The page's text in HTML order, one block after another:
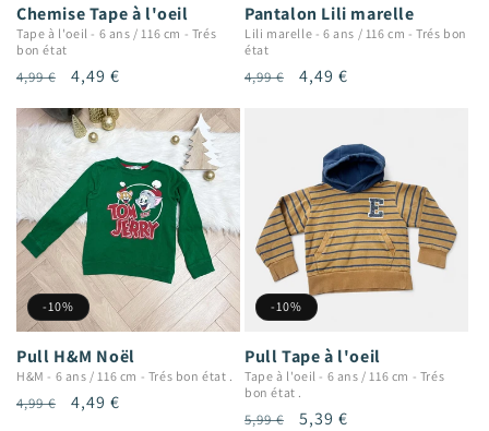
Chemise Tape à l'oeil
Tape à l'oeil - 6 ans / 116 cm - Trés
bon état
Prix
4,99 €
Prix
4,49 €
Pantalon Lili marelle
Lili marelle -6 ans / 116 cm -Trés bon
état
Prix
4,99 €
Prix
4,49 €
-10%
Pull H&M Noël
H&M - 6 ans / 116 cm - Trés bon état .
Prix
4,99 €
Prix
4,49 €
-10%
Pull Tape à l'oeil
Tape à l'oeil - 6 ans / 116 cm - Trés
bon état .
Prix
5,99 €
Prix
5,39 €